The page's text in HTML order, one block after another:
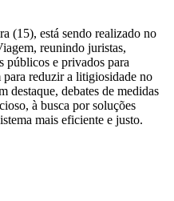
(15), está sendo realizado no
reunindo juristas,
públicos e privados para
reduzir a litigiosidade no
destaque, debates de medidas
à busca por soluções
mais eficiente e justo.